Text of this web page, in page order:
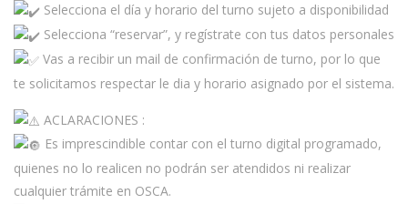
Selecciona el día y horario del turno sujeto a disponibilidad
Selecciona “reservar”, y regístrate con tus datos personales
Vas a recibir un mail de confirmación de turno, por lo que
te solicitamos respectar le dia y horario asignado por el sistema.
ACLARACIONES :
Es imprescindible contar con el turno digital programado,
quienes no lo realicen no podrán ser atendidos ni realizar
cualquier trámite en OSCA.